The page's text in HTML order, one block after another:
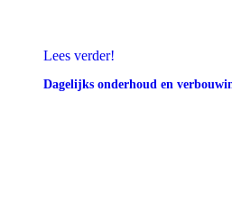
Lees verder!
Dagelijks onderhoud en